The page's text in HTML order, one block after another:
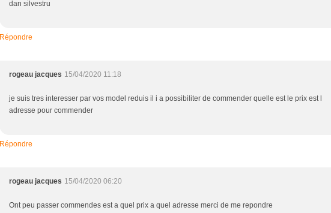
dan silvestru
Répondre
rogeau jacques 15/04/2020 11:18
je suis tres interesser par vos model reduis il i a possibiliter de commender quelle est le prix est l
adresse pour commender
Répondre
rogeau jacques 15/04/2020 06:20
Ont peu passer commendes est a quel prix a quel adresse merci de me repondre